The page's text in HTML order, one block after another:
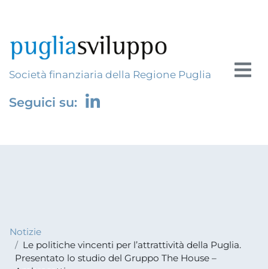
Società finanziaria della Regione Puglia
Seguici su:
Notizie
Le politiche vincenti per l’attrattività della Puglia.
Presentato lo studio del Gruppo The House –